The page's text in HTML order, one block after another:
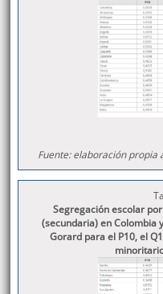
Fuente: elaboración propia
Segregación escolar
(secundaria) en Colombia
Gorard para el P10, el